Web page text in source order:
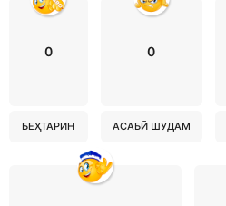
0
БЕҲТАРИН
0
АСАБӢ ШУДАМ